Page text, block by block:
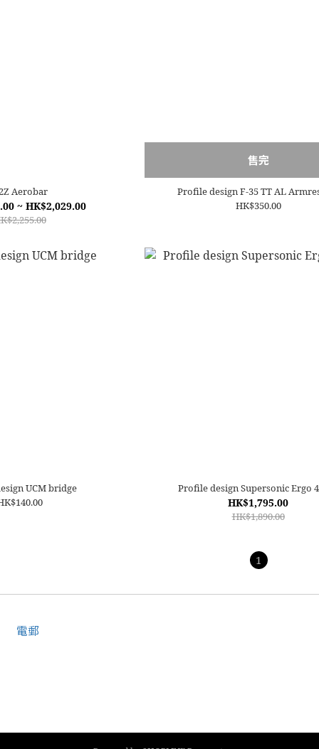
Aerobar
~ HK$2,029.00
售完
Profile design F-35 TT AL
HK$350.00
UCM bridge
Profile design Supersonic Ergo
HK$1,795.00
HK$1,890.00
1
電郵